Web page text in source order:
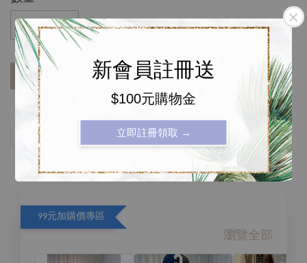
新會員註冊送
$100元購物金
立即註冊領取 →
加入購物車
分享 Tweet Pin it LINE
99元加購價專區
瀏覽全部